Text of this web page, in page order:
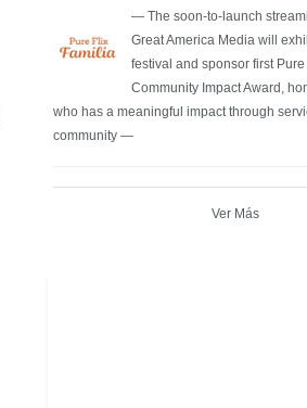
— The soon-to-launch
Great America Media will
festival and sponsor first
Community Impact Award,
who has a meaningful impact through
community —
Ver Más